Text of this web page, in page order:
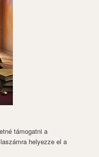
támogatni a
helyezze el a